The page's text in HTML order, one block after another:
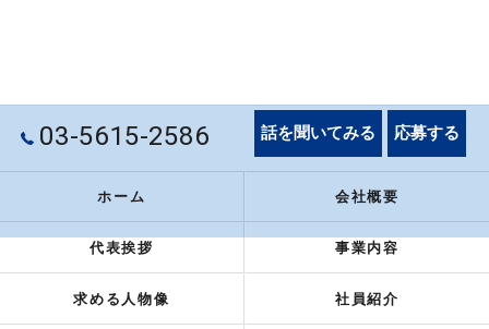
03-5615-2586 話を聞いてみる 応募する
ホーム 会社概要
代表挨拶 事業内容
求める人物像 社員紹介